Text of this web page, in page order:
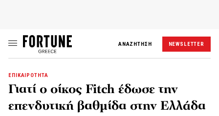
ΑΝΑΖΗΤΗΣΗ NEWSLETTER
ΕΠΙΚΑΙΡΟΤΗΤΑ
Γιατί ο οίκος Fitch έδωσε την
επενδυτική βαθμίδα στην Ελλάδα